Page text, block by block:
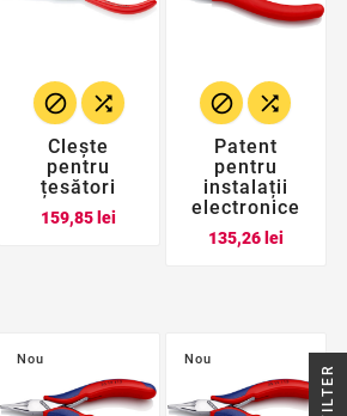
 
Clește
pentru
țesători
159,85 lei
 
Patent
pentru
instalații
electronice
135,26 leiPret
Nou Nou
R